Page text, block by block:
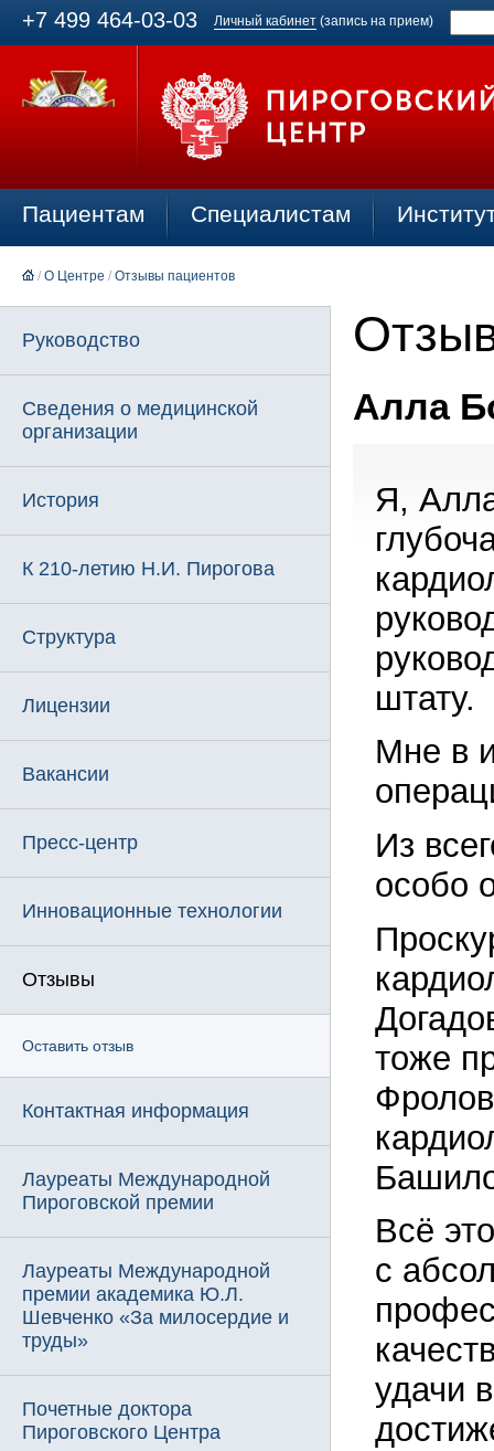
+7 499 464-03-03 Личный кабинет (запись на прием)
Пациентам Специалистам
/ О Центре / Отзывы пациентов
Руководство
Сведения о медицинской
организации
История
К 210-летию Н.И. Пирогова
Структура
Лицензии
Вакансии
Пресс-центр
Инновационные технологии
Отзывы
Оставить отзыв
Контактная информация
Лауреаты Международной
Пироговской премии
Лауреаты Международной
премии академика Ю.Л.
Шевченко «За милосердие и
труды»
Почетные доктора
Пироговского Центра
Алла
Я,
штату.
Мне в
Из
особо
тоже
Всё
с
удачи